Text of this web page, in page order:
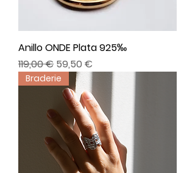
Anillo ONDE Plata 925‰
Precio
119,00 € Precio de oferta
59,50 €
Braderie